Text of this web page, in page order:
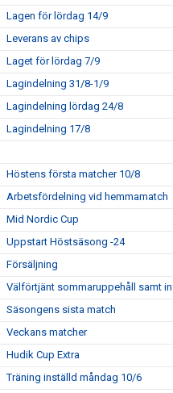
Lagen för lördag 14/9
Leverans av chips
Laget för lördag 7/9
Lagindelning 31/8-1/9
Lagindelning lördag 24/8
Lagindelning 17/8
Höstens första matcher 10/8
Arbetsfördelning vid hemmamatch
Mid Nordic Cup
Uppstart Höstsäsong -24
Försäljning
Välförtjänt sommaruppehåll samt
Säsongens sista match
Veckans matcher
Hudik Cup Extra
Träning inställd måndag 10/6